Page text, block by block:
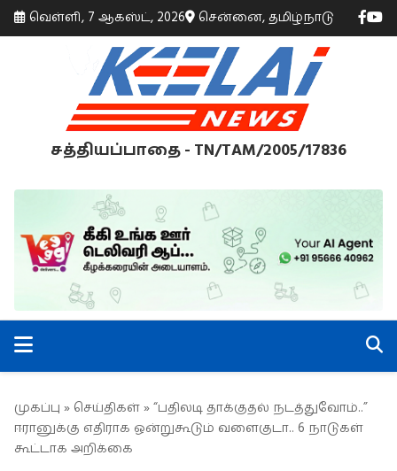
வெள்ளி, 7 ஆகஸ்ட், 2026 சென்னை, தமிழ்நாடு
சத்தியப்பாதை - TN/TAM/2005/17836
முகப்பு » செய்திகள் » “பதிலடி தாக்குதல் நடத்துவோம்..”
ஈரானுக்கு எதிராக ஒன்றுகூடும் வளைகுடா.. 6 நாடுகள்
கூட்டாக அறிக்கை